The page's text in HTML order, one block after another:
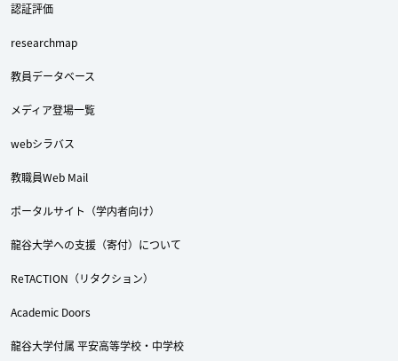
認証評価
researchmap
教員データベース
メディア登場一覧
webシラバス
教職員Web Mail
ポータルサイト（学内者向け）
龍谷大学への支援（寄付）について
ReTACTION（リタクション）
Academic Doors
龍谷大学付属 平安高等学校・中学校